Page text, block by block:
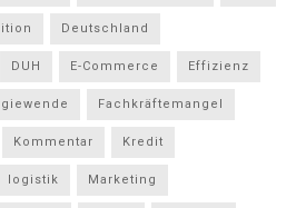
Deutschland
DUH E-Commerce Effizienz
Fachkräftemangel
Kommentar Kredit
logistik Marketing